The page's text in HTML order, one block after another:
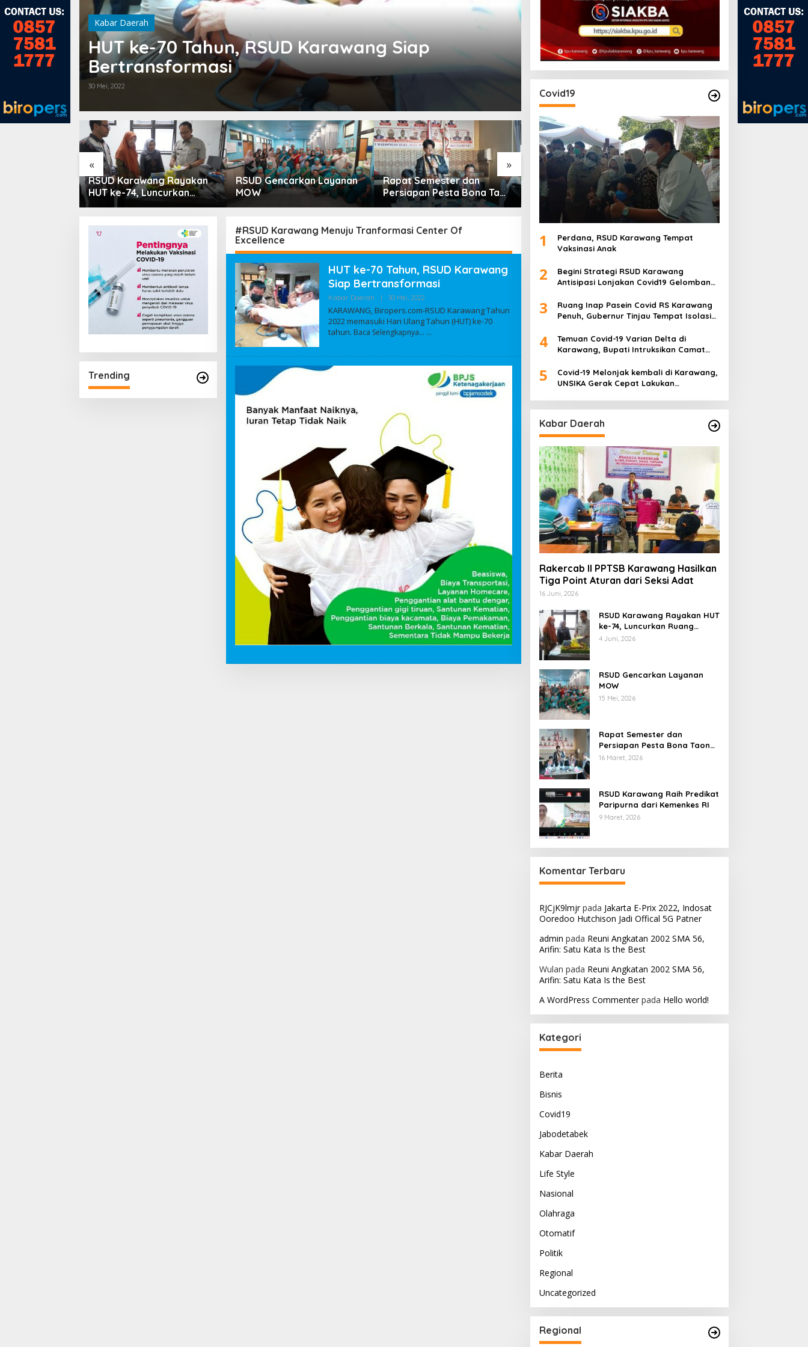
Kabar Daerah
HUT ke-70 Tahun, RSUD Karawang Siap
Bertransformasi
30 Mei, 2022
« »
RSUD Karawang Rayakan
HUT ke-74, Luncurkan
Ruang Rawat Inap PEDES
Pelayanan Kesehatan
RSUD Gencarkan Layanan
MOW
Rapat Semester dan
Persiapan Pesta Bona Taon
2026 PPTSB Cabang
RSUD Karawang Raih
Predikat Paripurna dari
Kemenkes RI
Rakercab II PPTSB
Karawang Hasilkan Tiga
Point Aturan dari Seksi
Adat
Trending
#RSUD Karawang Menuju Tranformasi Center Of
Excellence
HUT ke-70 Tahun, RSUD Karawang
Siap Bertransformasi
Kabar Daerah 30 Mei, 2022
L
E
H
I
N
KARAWANG, Biropers.com-RSUD Karawang Tahun
2022 memasuki Hari Ulang Tahun (HUT) ke-70
tahun. Baca Selengkapnya…
Covid19
1
Perdana, RSUD Karawang Tempat
Vaksinasi Anak
2
Begini Strategi RSUD Karawang
Antisipasi Lonjakan Covid19 Gelombang
3
Ruang Inap Pasein Covid RS Karawang
Penuh, Gubernur Tinjau Tempat Isolasi
4
Temuan Covid-19 Varian Delta di
Karawang, Bupati Intruksikan Camat
5
Covid-19 Melonjak kembali di Karawang,
UNSIKA Gerak Cepat Lakukan
Kabar Daerah
Rakercab II PPTSB Karawang Hasilkan
Tiga Point Aturan dari Seksi Adat
16 Juni, 2026
RSUD Karawang Rayakan HUT
ke-74, Luncurkan Ruang
Rawat Inap PEDES untuk
4 Juni, 2026
RSUD Gencarkan Layanan
MOW
15 Mei, 2026
Rapat Semester dan
Persiapan Pesta Bona Taon
2026 PPTSB Cabang
16 Maret, 2026
RSUD Karawang Raih Predikat
Paripurna dari Kemenkes RI
9 Maret, 2026
Komentar Terbaru
RJCjK9lmjrpada Jakarta E-Prix 2022, Indosat
Ooredoo Hutchison Jadi Offical 5G Patner
admin pada Reuni Angkatan 2002 SMA 56,
Arifin: Satu Kata Is the Best
Wulan pada Reuni Angkatan 2002 SMA 56,
Arifin: Satu Kata Is the Best
A WordPress Commenterpada Hello world!
Kategori
Berita
Bisnis
Covid19
Jabodetabek
Kabar Daerah
Life Style
Nasional
Olahraga
Otomatif
Politik
Regional
Uncategorized
Regional